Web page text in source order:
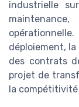
industrielle
déploiement,
des contrats
projet de
la